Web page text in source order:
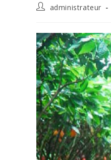
administrateur